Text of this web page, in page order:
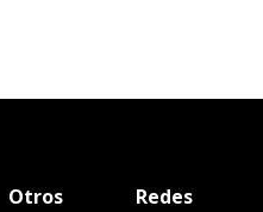
Otros
Redes